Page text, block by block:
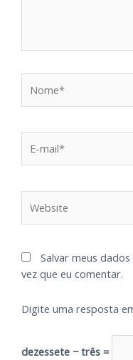
Salvar meus
vez que eu comentar.
Digite uma resposta
dezessete − três =